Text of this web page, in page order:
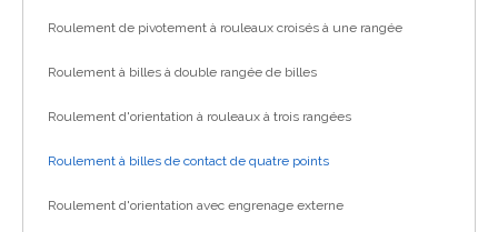
Roulement de pivotement à rouleaux croisés à une rangée
Roulement à billes à double rangée de billes
Roulement d'orientation à rouleaux à trois rangées
Roulement à billes de contact de quatre points
Roulement d'orientation avec engrenage externe